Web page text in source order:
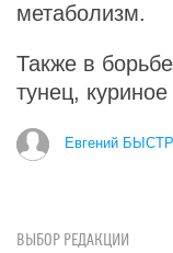
метаболизм.
Также в
тунец,
Евгений
ВЫБОР РЕДАКЦИИ